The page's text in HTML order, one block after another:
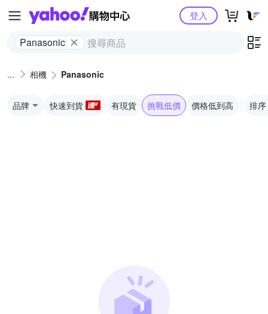
Yahoo購物中心
Panasonic
登入
相機 Panasonic
品牌 快速到貨 有現貨 挑戰低價 價格低到高 排序